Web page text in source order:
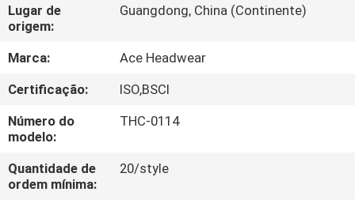
EXCURSÃO
DA
FÁBRICA
CONTROLE
DA
QUALIDADE
Lugar de
origem:
Guangdong, China (Continente)
Marca:
Ace Headwear
Certificação:
ISO,BSCI
Número do
modelo:
THC-0114
Quantidade de
ordem mínima:
20/style